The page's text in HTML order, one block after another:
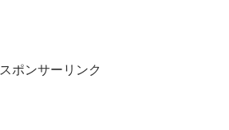
スポンサーリンク